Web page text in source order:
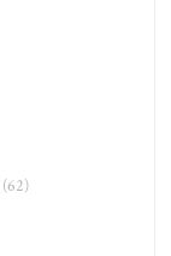
(62)